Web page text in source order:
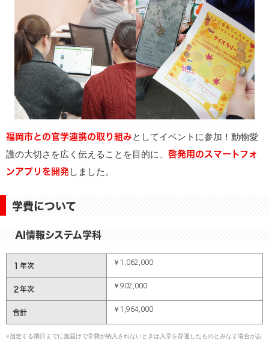
福岡市との官学連携の取り組みとしてイベントに参加！動物愛
護の大切さを広く伝えることを目的に、 啓発用のスマートフォ
ンアプリを開発しました。
学費について
AI情報システム学科
１年次 ￥1,062,000
２年次 ￥902,000
合計 ￥1,964,000
※指定する期日までに無届けで学費が納入されないときは入学を辞退したものとみなす場合があ